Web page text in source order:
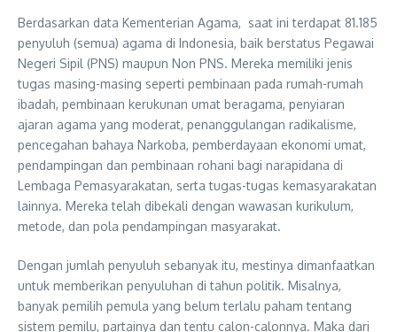
Berdasarkan data Kementerian Agama, saat ini terdapat 81.185
penyuluh (semua) agama di Indonesia, baik berstatus Pegawai
Negeri Sipil (PNS) maupun Non PNS. Mereka memiliki jenis
tugas masing-masing seperti pembinaan pada rumah-rumah
ibadah, pembinaan kerukunan umat beragama, penyiaran
ajaran agama yang moderat, penanggulangan radikalisme,
pencegahan bahaya Narkoba, pemberdayaan ekonomi umat,
pendampingan dan pembinaan rohani bagi narapidana di
Lembaga Pemasyarakatan, serta tugas-tugas kemasyarakatan
lainnya. Mereka telah dibekali dengan wawasan kurikulum,
metode, dan pola pendampingan masyarakat.
Dengan jumlah penyuluh sebanyak itu, mestinya dimanfaatkan
untuk memberikan penyuluhan di tahun politik. Misalnya,
banyak pemilih pemula yang belum terlalu paham tentang
sistem pemilu, partainya dan tentu calon-calonnya. Maka dari